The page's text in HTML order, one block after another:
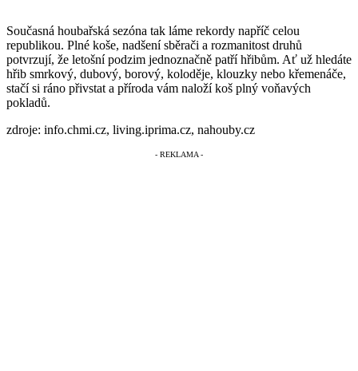
Současná houbařská sezóna tak láme rekordy napříč celou
republikou. Plné koše, nadšení sběrači a rozmanitost druhů
potvrzují, že letošní podzim jednoznačně patří hřibům. Ať už hledáte
hřib smrkový, dubový, borový, koloděje, klouzky nebo křemenáče,
stačí si ráno přivstat a příroda vám naloží koš plný voňavých
pokladů.
zdroje: info.chmi.cz, living.iprima.cz, nahouby.cz